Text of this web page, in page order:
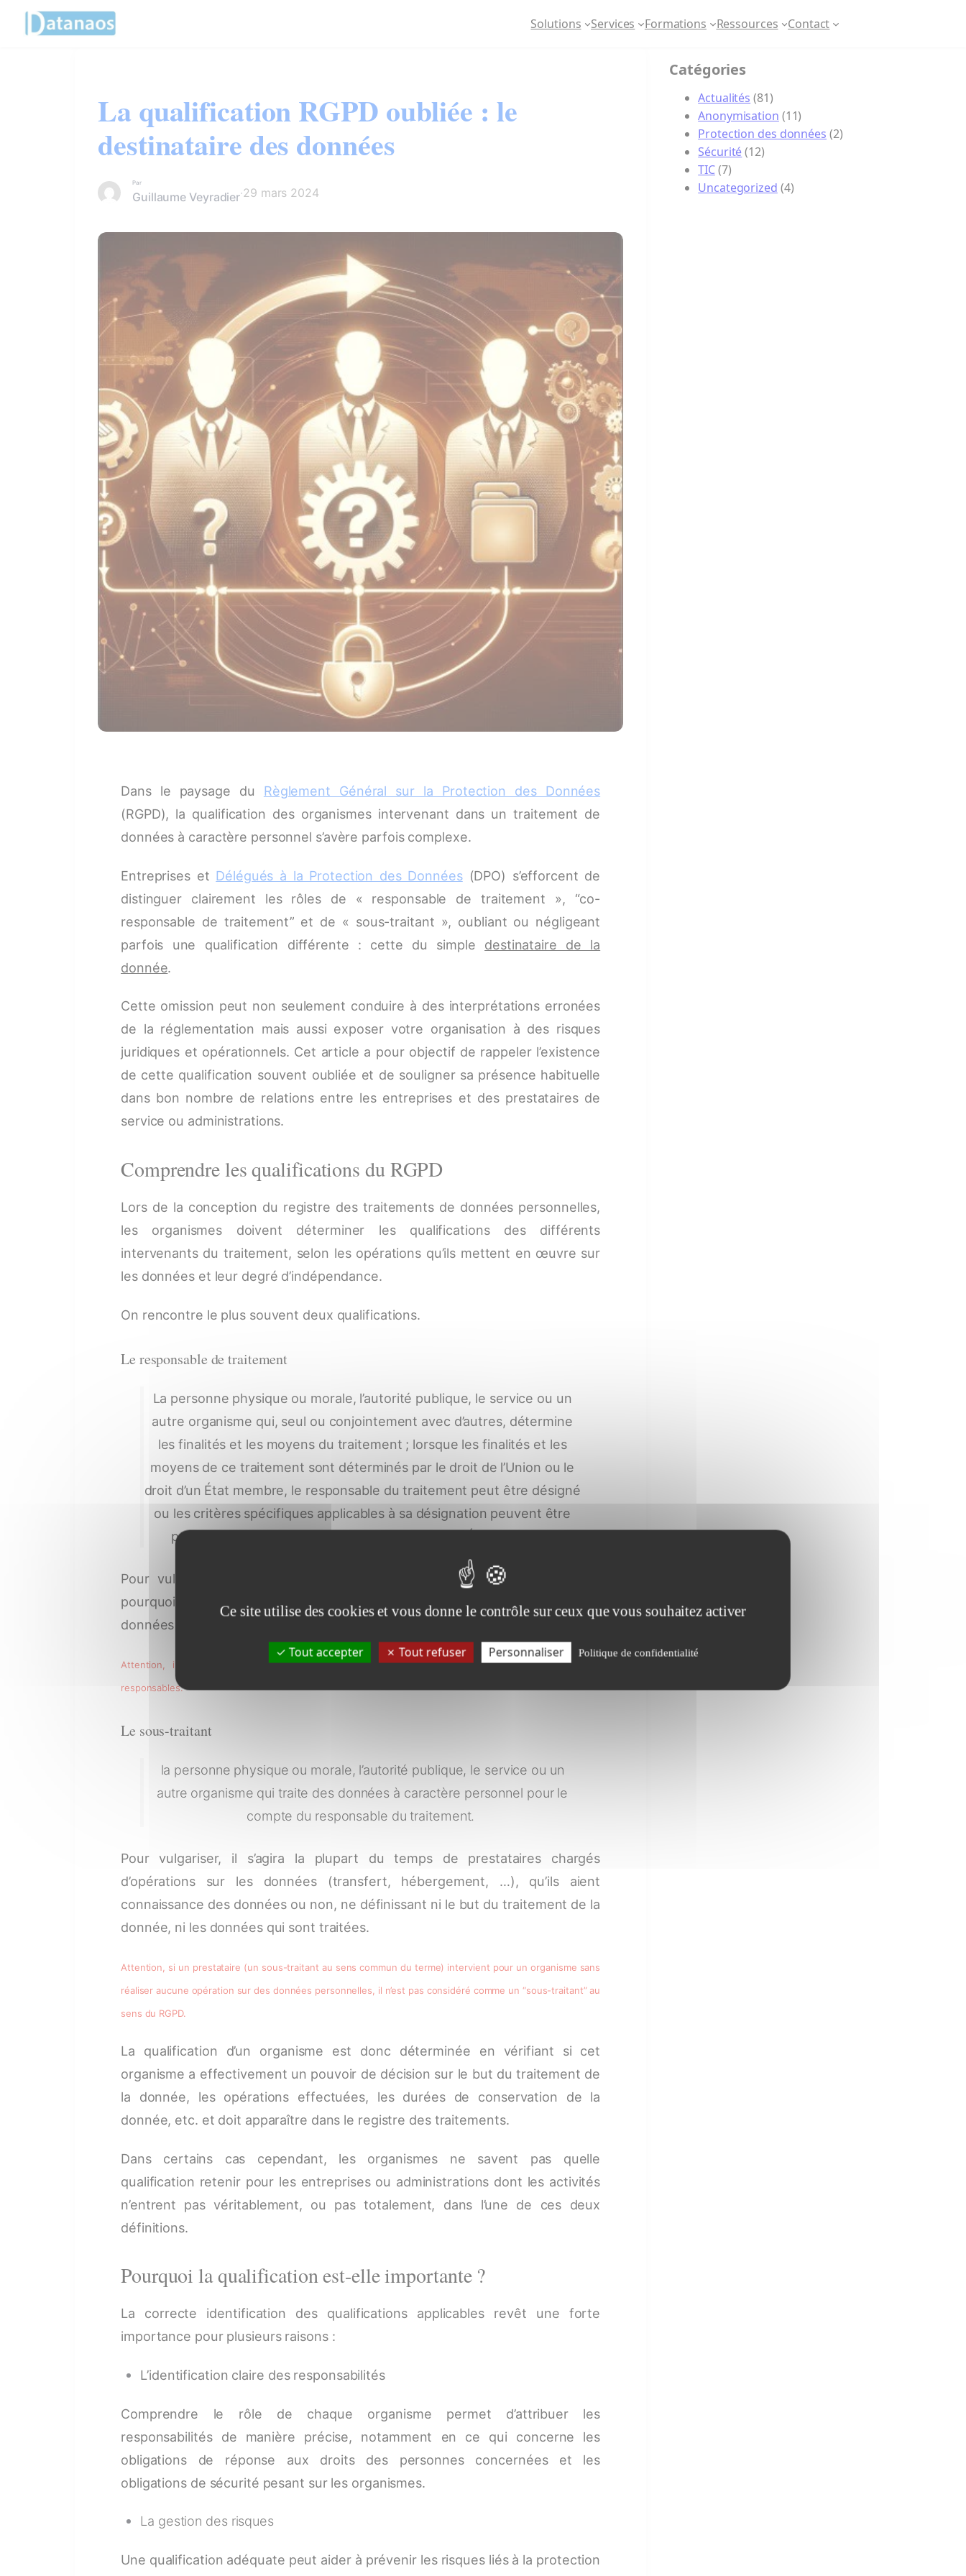
Solutions Services Formations Ressources Contact
La qualification RGPD oubliée : le
destinataire des données
Par
Guillaume Veyradier·29 mars 2024
Dans le paysage du Règlement Général sur la Protection des Données
(RGPD), la qualification des organismes intervenant dans un traitement de
données à caractère personnel s’avère parfois complexe.
Entreprises et Délégués à la Protection des Données(DPO) s’efforcent de
distinguer clairement les rôles de « responsable de traitement », “co-
responsable de traitement” et de « sous-traitant », oubliant ou négligeant
parfois une qualification différente : cette du simple destinataire de la
donnée.
Cette omission peut non seulement conduire à des interprétations erronées
de la réglementation mais aussi exposer votre organisation à des risques
juridiques et opérationnels. Cet article a pour objectif de rappeler l’existence
de cette qualification souvent oubliée et de souligner sa présence habituelle
dans bon nombre de relations entre les entreprises et des prestataires de
service ou administrations.
Comprendre les qualifications du RGPD
Lors de la conception du registre des traitements de données personnelles,
les organismes doivent déterminer les qualifications des différents
intervenants du traitement, selon les opérations qu’ils mettent en œuvre sur
les données et leur degré d’indépendance.
On rencontre le plus souvent deux qualifications.
Le responsable de traitement
La personne physique ou morale, l’autorité publique, le service ou un
autre organisme qui, seul ou conjointement avec d’autres, détermine
les finalités et les moyens du traitement ; lorsque les finalités et les
moyens de ce traitement sont déterminés par le droit de l’Union ou le
droit d’un État membre, le responsable du traitement peut être désigné
ou les critères spécifiques applicables à sa désignation peuvent être
prévus par le droit de l’Union ou par le droit d’un État membre.
Pour vulgariser, le responsable de traitement est l’organisme qui décide
pourquoi les données seront traitées (le but du traitement), et quelles
données seront traitées pour atteindre ce but.
Attention, il peut y avoir plusieurs responsables sur le même traitement. On parle alors de co-
responsables.
Le sous-traitant
la personne physique ou morale, l’autorité publique, le service ou un
autre organisme qui traite des données à caractère personnel pour le
compte du responsable du traitement.
Pour vulgariser, il s’agira la plupart du temps de prestataires chargés
d’opérations sur les données (transfert, hébergement, …), qu’ils aient
connaissance des données ou non, ne définissant ni le but du traitement de la
donnée, ni les données qui sont traitées.
Attention, si un prestataire (un sous-traitant au sens commun du terme) intervient pour un organisme sans
réaliser aucune opération sur des données personnelles, il n’est pas considéré comme un “sous-traitant” au
sens du RGPD.
La qualification d’un organisme est donc déterminée en vérifiant si cet
organisme a effectivement un pouvoir de décision sur le but du traitement de
la donnée, les opérations effectuées, les durées de conservation de la
donnée, etc. et doit apparaître dans le registre des traitements.
Dans certains cas cependant, les organismes ne savent pas quelle
qualification retenir pour les entreprises ou administrations dont les activités
n’entrent pas véritablement, ou pas totalement, dans l’une de ces deux
définitions.
Pourquoi la qualification est-elle importante ?
La correcte identification des qualifications applicables revêt une forte
importance pour plusieurs raisons :
L’identification claire des responsabilités
Comprendre le rôle de chaque organisme permet d’attribuer les
responsabilités de manière précise, notamment en ce qui concerne les
obligations de réponse aux droits des personnes concernées et les
obligations de sécurité pesant sur les organismes.
La gestion des risques
Une qualification adéquate peut aider à prévenir les risques liés à la protection
Catégories
Actualités (81)
Anonymisation (11)
Protection des données (2)
Sécurité(12)
TIC(7)
Uncategorized (4)
Panneau de gestion des cookies
Ce site utilise des cookies et vous donne le contrôle sur ceux que vous souhaitez activer
Tout accepter Tout refuser Personnaliser Politique de confidentialité